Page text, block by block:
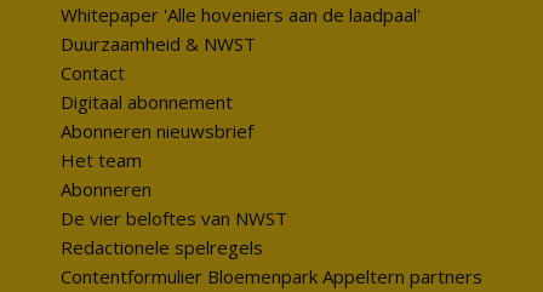
Whitepaper 'Alle hoveniers aan de laadpaal'
Duurzaamheid & NWST
Contact
Digitaal abonnement
Abonneren nieuwsbrief
Het team
Abonneren
De vier beloftes van NWST
Redactionele spelregels
Contentformulier Bloemenpark Appeltern partners